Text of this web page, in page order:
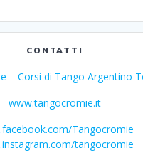
CONTATTI
– Corsi di Tango Argentino
www.tangocromie.it
Tangocromie
tangocromie